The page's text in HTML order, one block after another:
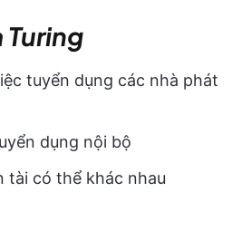
Turing
tuyển dụng các nhà phát
dụng nội bộ
tài có thể khác nhau